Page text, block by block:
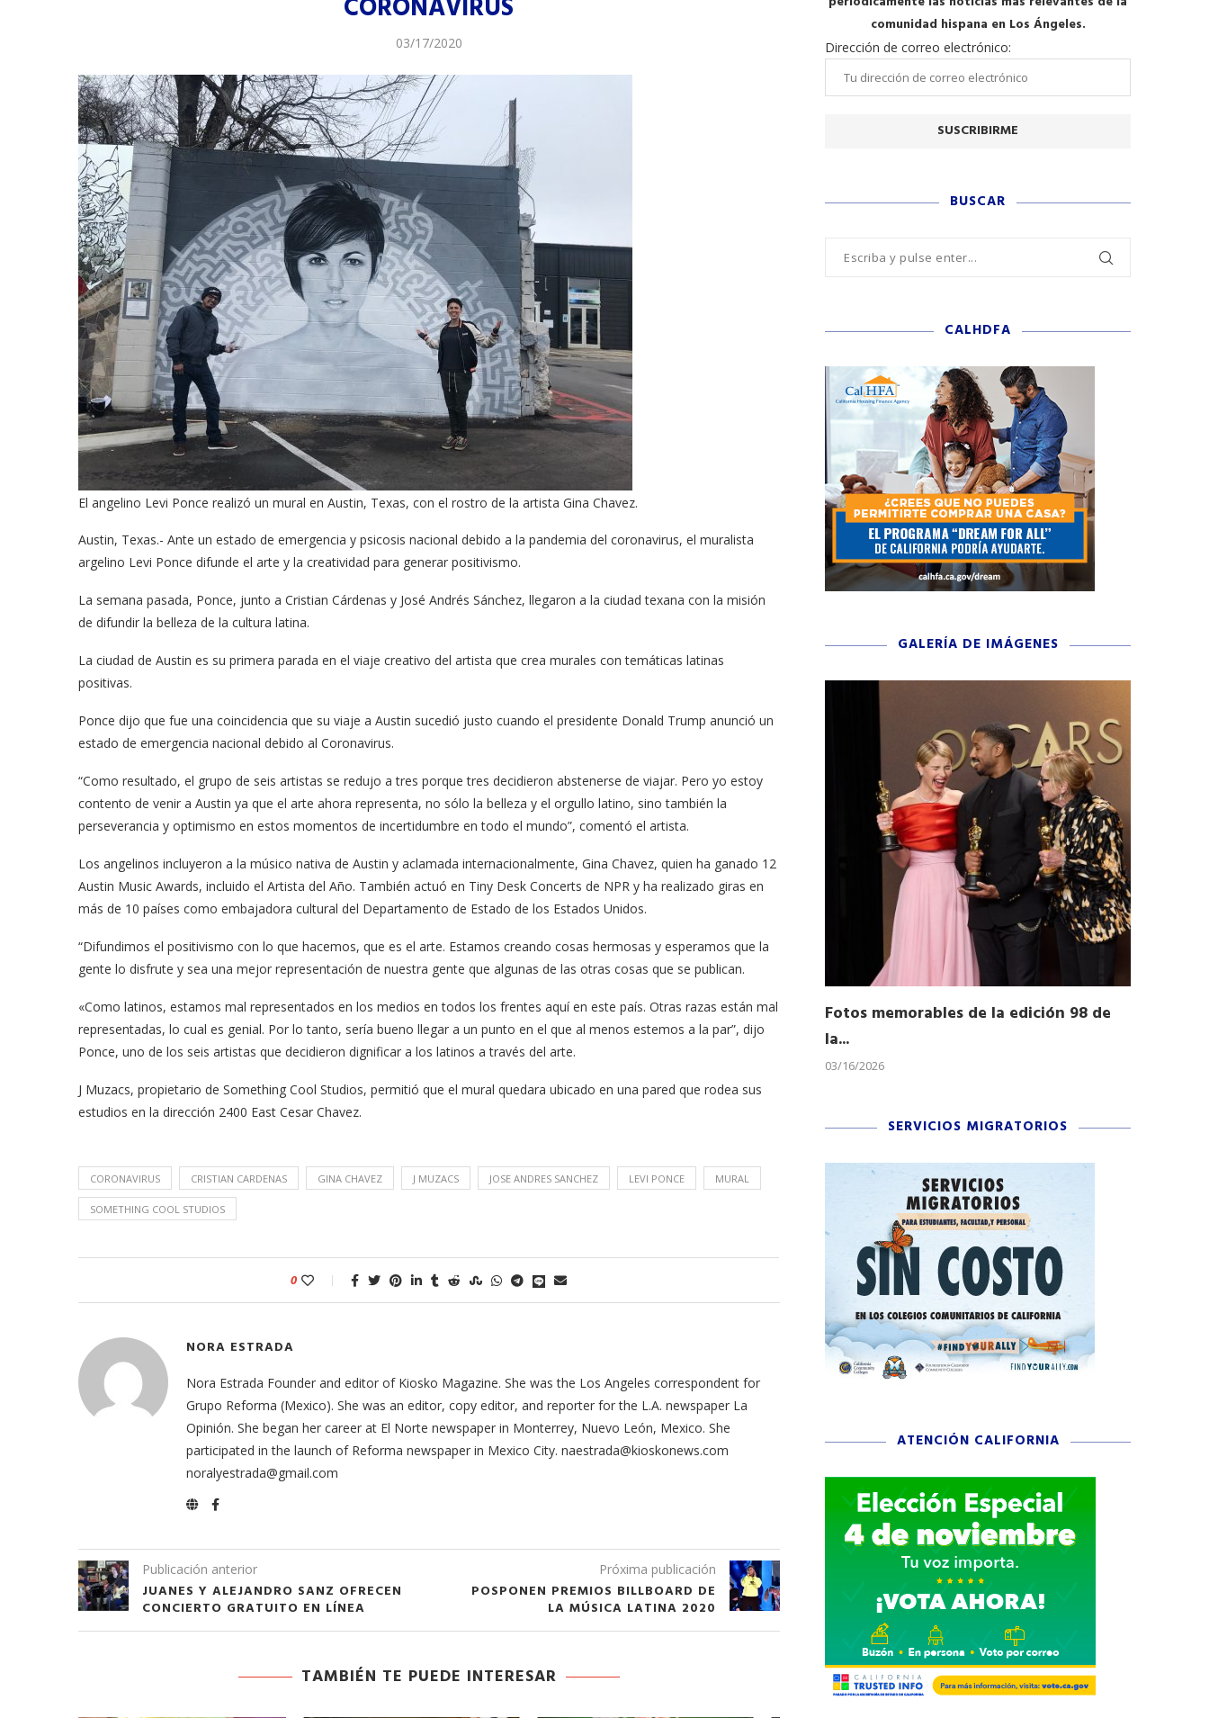
CORONAVIRUS
03/17/2020
El angelino Levi Ponce realizó un mural en Austin, Texas, con el rostro de la artista Gina Chavez.
Austin, Texas.- Ante un estado de emergencia y psicosis nacional debido a la pandemia del coronavirus, el muralista
argelino Levi Ponce difunde el arte y la creatividad para generar positivismo.
La semana pasada, Ponce, junto a Cristian Cárdenas y José Andrés Sánchez, llegaron a la ciudad texana con la misión
de difundir la belleza de la cultura latina.
La ciudad de Austin es su primera parada en el viaje creativo del artista que crea murales con temáticas latinas
positivas.
Ponce dijo que fue una coincidencia que su viaje a Austin sucedió justo cuando el presidente Donald Trump anunció un
estado de emergencia nacional debido al Coronavirus.
“Como resultado, el grupo de seis artistas se redujo a tres porque tres decidieron abstenerse de viajar. Pero yo estoy
contento de venir a Austin ya que el arte ahora representa, no sólo la belleza y el orgullo latino, sino también la
perseverancia y optimismo en estos momentos de incertidumbre en todo el mundo”, comentó el artista.
Los angelinos incluyeron a la músico nativa de Austin y aclamada internacionalmente, Gina Chavez, quien ha ganado 12
Austin Music Awards, incluido el Artista del Año. También actuó en Tiny Desk Concerts de NPR y ha realizado giras en
más de 10 países como embajadora cultural del Departamento de Estado de los Estados Unidos.
“Difundimos el positivismo con lo que hacemos, que es el arte. Estamos creando cosas hermosas y esperamos que la
gente lo disfrute y sea una mejor representación de nuestra gente que algunas de las otras cosas que se publican.
«Como latinos, estamos mal representados en los medios en todos los frentes aquí en este país. Otras razas están mal
representadas, lo cual es genial. Por lo tanto, sería bueno llegar a un punto en el que al menos estemos a la par”, dijo
Ponce, uno de los seis artistas que decidieron dignificar a los latinos a través del arte.
J Muzacs, propietario de Something Cool Studios, permitió que el mural quedara ubicado en una pared que rodea sus
estudios en la dirección 2400 East Cesar Chavez.
CORONAVIRUS CRISTIAN CARDENAS GINA CHAVEZ J MUZACS JOSE ANDRES SANCHEZ LEVI PONCE MURAL
SOMETHING COOL STUDIOS
0
NORA ESTRADA
Nora Estrada Founder and editor of Kiosko Magazine. She was the Los Angeles correspondent for
Grupo Reforma (Mexico). She was an editor, copy editor, and reporter for the L.A. newspaper La
Opinión. She began her career at El Norte newspaper in Monterrey, Nuevo León, Mexico. She
participated in the launch of Reforma newspaper in Mexico City. naestrada@kioskonews.com
noralyestrada@gmail.com
Publicación anterior
JUANES Y ALEJANDRO SANZ OFRECEN
CONCIERTO GRATUITO EN LÍNEA
Próxima publicación
POSPONEN PREMIOS BILLBOARD DE
LA MÚSICA LATINA 2020
TAMBIÉN TE PUEDE INTERESAR
comunidad hispana en Los Ángeles.
Dirección de correo electrónico:
BUSCAR
CALHDFA
GALERÍA DE IMÁGENES
imágenes de ‘Velvet
Fabiola Guajardo e Iván Arana recorren
alfombra roja...
02/09/2025
Cuchicheos del Latin Grammy 2024
11/20/2024
Fotos memorables de la edición 98 de
la...
03/16/2026
SERVICIOS MIGRATORIOS
ATENCIÓN CALIFORNIA